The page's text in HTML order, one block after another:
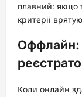
плавний: якщо
критерії
Оффлайн:
Коли онлайн